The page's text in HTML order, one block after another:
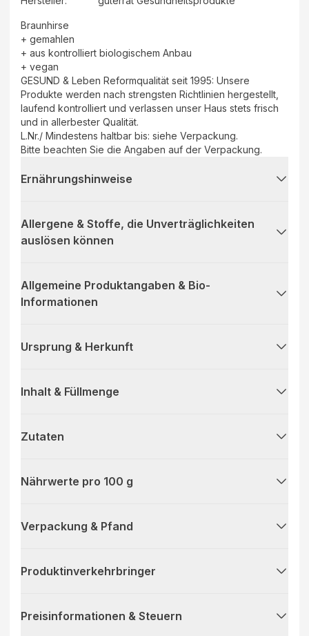
Braunhirse
+ gemahlen
+ aus kontrolliert biologischem Anbau
+ vegan
GESUND & Leben Reformqualität seit 1995: Unsere
Produkte werden nach strengsten Richtlinien hergestellt,
laufend kontrolliert und verlassen unser Haus stets frisch
und in allerbester Qualität.
L.Nr./ Mindestens haltbar bis: siehe Verpackung.
Bitte beachten Sie die Angaben auf der Verpackung.
Ernährungshinweise
Allergene & Stoffe, die Unverträglichkeiten
auslösen können
Allgemeine Produktangaben & Bio-
Informationen
Ursprung & Herkunft
Inhalt & Füllmenge
Zutaten
Nährwerte pro 100 g
Verpackung & Pfand
Produktinverkehrbringer
Preisinformationen & Steuern